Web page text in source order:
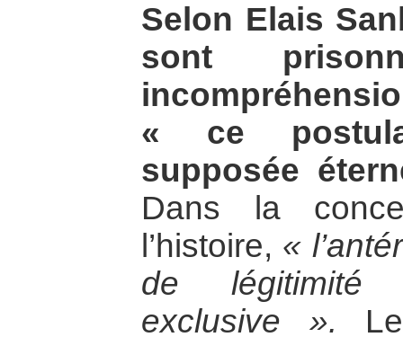
Selon Elais
sont
« ce
supposée
Dans la
l’histoire, «
de
exclusive ».